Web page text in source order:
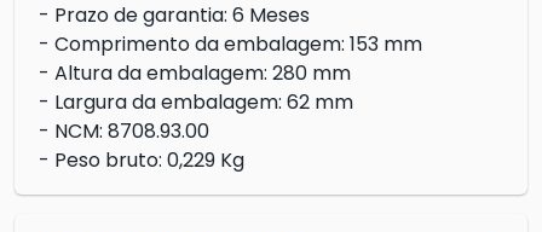
- Prazo de garantia: 6 Meses
- Comprimento da embalagem: 153 mm
- Altura da embalagem: 280 mm
- Largura da embalagem: 62 mm
- NCM: 8708.93.00
- Peso bruto: 0,229 Kg